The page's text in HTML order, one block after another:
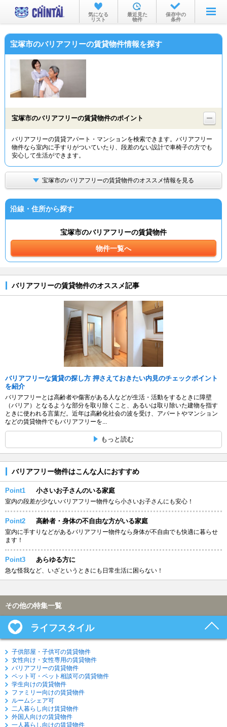
お部屋を探す
沿線・駅から
物件特集から
TOP
気になる
リスト
最近見た
物件
保存中の
条件
宝塚市のバリアフリーの賃貸物件情報を探す
宝塚市のバリアフリーの賃貸物件のポイント
バリアフリーの賃貸アパート・マンションを検索できます。バリアフリー
物件なら室内に手すりがついていたり、段差のない設計で車椅子の方でも
安心して生活ができます。
宝塚市のバリアフリーの賃貸物件のオススメ情報を見る
沿線・住所から探す
宝塚市のバリアフリーの賃貸物件
物件一覧へ
バリアフリーの賃貸物件のオススメ記事
バリアフリーな賃貸の探し方 押さえておきたい内見のチェックポイント
を紹介
バリアフリーとは高齢者や傷害がある人などが生活・活動をするときに障壁
（バリア）となるような部分を取り除くこと、あるいは取り除いた建物を指す
ときに使われる言葉だ。近年は高齢化社会の波を受け、アパートやマンション
などの賃貸物件でもバリアフリーを...
もっと読む
バリアフリー物件はこんな人におすすめ
Point1 小さいお子さんのいる家庭
室内の段差が少ないバリアフリー物件なら小さいお子さんにも安心！
Point2 高齢者・身体の不自由な方がいる家庭
室内に手すりなどがあるバリアフリー物件なら身体が不自由でも快適に暮らせ
ます！
Point3 あらゆる方に
急な怪我など、いざというときにも日常生活に困らない！
その他の特集一覧
ライフスタイル
子供部屋・子供可の賃貸物件
女性向け・女性専用の賃貸物件
バリアフリーの賃貸物件
ペット可・ペット相談可の賃貸物件
学生向けの賃貸物件
ファミリー向けの賃貸物件
ルームシェア可
二人暮らし向け賃貸物件
外国人向けの賃貸物件
一人暮らし向けの賃貸物件